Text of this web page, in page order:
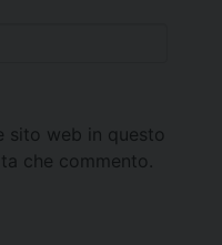
sito web in questo
che commento.